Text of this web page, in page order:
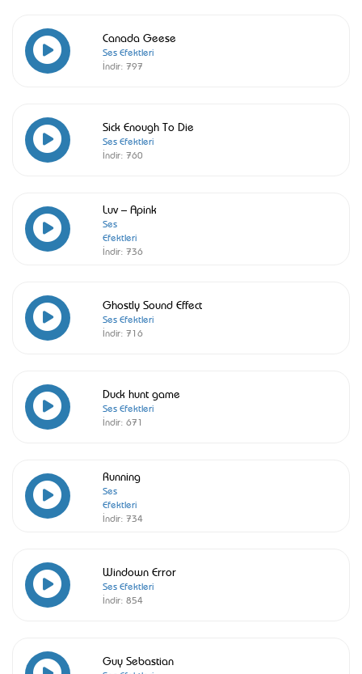
Canada Geese
Ses Efektleri
İndir: 797
Sick Enough To Die
Ses Efektleri
İndir: 760
Luv – Apink
Ses
Efektleri
İndir: 736
Ghostly Sound Effect
Ses Efektleri
İndir: 716
Duck hunt game
Ses Efektleri
İndir: 671
Running
Ses
Efektleri
İndir: 734
Windown Error
Ses Efektleri
İndir: 854
Guy Sebastian